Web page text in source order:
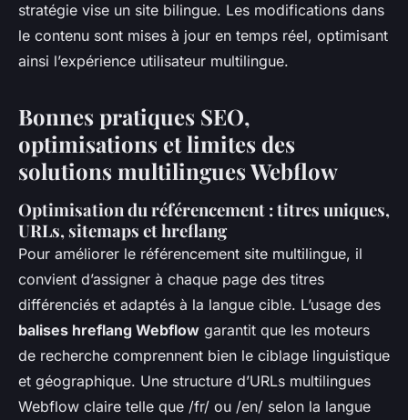
stratégie vise un site bilingue. Les modifications dans
le contenu sont mises à jour en temps réel, optimisant
ainsi l’expérience utilisateur multilingue.
Bonnes pratiques SEO,
optimisations et limites des
solutions multilingues Webflow
Optimisation du référencement : titres uniques,
URLs, sitemaps et hreflang
Pour améliorer le référencement site multilingue, il
convient d’assigner à chaque page des titres
différenciés et adaptés à la langue cible. L’usage des
balises hreflang Webflow garantit que les moteurs
de recherche comprennent bien le ciblage linguistique
et géographique. Une structure d’URLs multilingues
Webflow claire telle que /fr/ ou /en/ selon la langue